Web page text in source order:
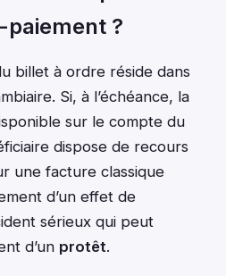
paiement ?
billet à ordre réside dans
Si, à l’échéance, la
sur le compte du
dispose de recours
une facture classique
d’un effet de
sérieux qui peut
d’un protêt.